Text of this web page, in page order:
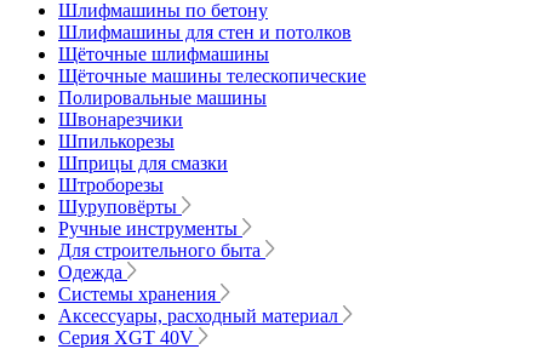
Шлифмашины по бетону
Шлифмашины для стен и потолков
Щёточные шлифмашины
Щёточные машины телескопические
Полировальные машины
Швонарезчики
Шпилькорезы
Шприцы для смазки
Штроборезы
Шуруповёрты
Ручные инструменты
Для строительного быта
Одежда
Системы хранения
Аксессуары, расходный материал
Серия XGT 40V